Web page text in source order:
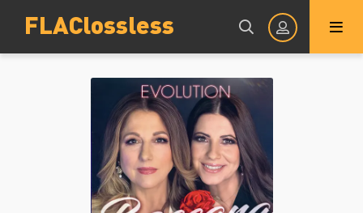
FLAClossless